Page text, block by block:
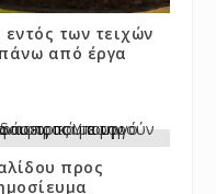
εντός των τειχών
από έργα
προς